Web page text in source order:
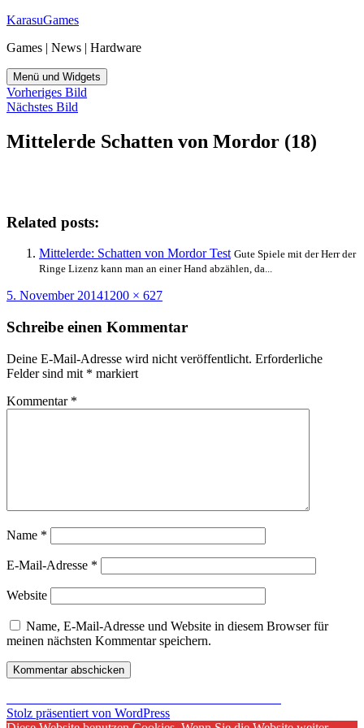
Zum
springen
KarasuGames
Games | News | Hardware
Menü und Widgets
Vorheriges Bild
Nächstes Bild
Mittelerde Schatten von Mordor (18)
Related posts:
Mittelerde: Schatten von Mordor Test Gute Spiele mit der Herr der
Ringe Lizenz kann man an einer Hand abzählen, da...
Veröffentlicht
5. November 2014Originalgröße
1200 × 627
Schreibe einen Kommentar
Deine E-Mail-Adresse wird nicht veröffentlicht. Erforderliche
Felder sind mit * markiert
Kommentar *
Name *
E-Mail-Adresse *
Website
Name, E-Mail-Adresse und Website in diesem Browser für
meinen nächsten Kommentar speichern.
Beitragsnavigation
Stolz präsentiert von WordPress